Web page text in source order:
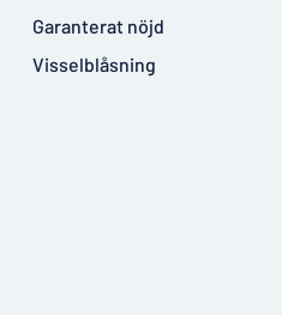
Garanterat nöjd
Visselblåsning